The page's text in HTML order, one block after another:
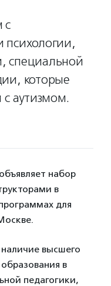
с
психологии,
специальной
которые
с аутизмом.
набор
в
для
высшего
в
педагогики,